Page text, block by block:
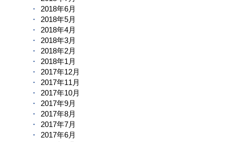
2018年6月
2018年5月
2018年4月
2018年3月
2018年2月
2018年1月
2017年12月
2017年11月
2017年10月
2017年9月
2017年8月
2017年7月
2017年6月